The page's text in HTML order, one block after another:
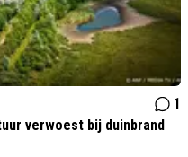
1
verwoest bij duinbrand